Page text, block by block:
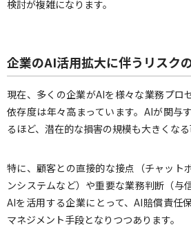
検討が複雑になります。
企業のAI活用拡大に伴うリスク
現在、多くの企業がAIを様々な業務プロ
依存度は年々高まっています。AIが関与
るほど、潜在的な損害の規模も大きくなる
特に、顧客との直接的な接点（チャット
ンシステムなど）や重要な業務判断（与
AIを活用する企業にとって、AI賠償責任
マネジメント手段となりつつあります。